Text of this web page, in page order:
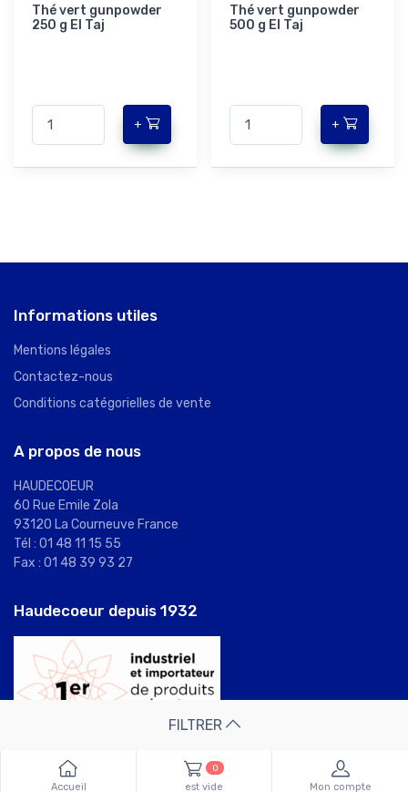
Thé vert gunpowder
250 g El Taj
+
Thé vert gunpowder
500 g El Taj
+
FILTRER
Informations utiles
Mentions légales
Contactez-nous
Conditions catégorielles de vente
A propos de nous
HAUDECOEUR
60 Rue Emile Zola
93120 La Courneuve France
Tél : 01 48 11 15 55
Fax : 01 48 39 93 27
Haudecoeur depuis 1932
Accueil
0
est vide Mon compte